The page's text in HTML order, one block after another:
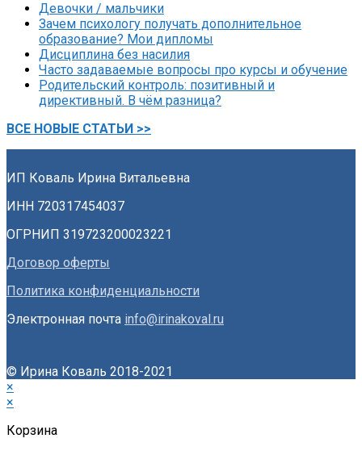
Девочки / мальчики
Зачем психологу получать дополнительное
образование? Мои дипломы
Дисциплина без насилия
Часто задаваемые вопросы про курсы и обучение
Родительский контроль: позитивный и
директивный. В чём разница?
ВСЕ НОВЫЕ СТАТЬИ >>
ИП Коваль Ирина Витальевна
ИНН 720317454037
ОГРНИП 319723200023221
Договор оферты
Политика конфиденциальности
Электронная почта info@irinakoval.ru
© Ирина Коваль 2018-2021
×
×
Корзина